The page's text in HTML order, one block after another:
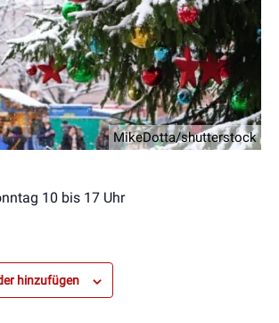
MikeDotta/shutterstock
10 bis 17 Uhr
hinzufügen